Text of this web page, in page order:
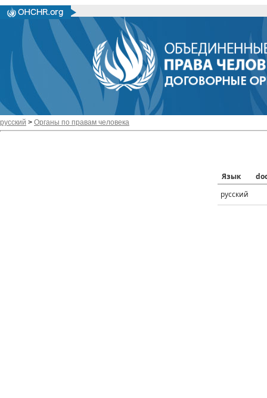
русский > Органы по правам человека
Язык
русский